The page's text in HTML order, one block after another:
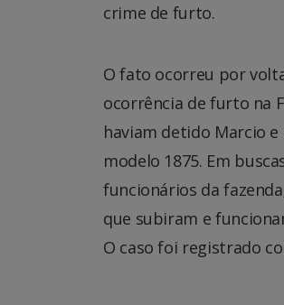
crime de furto.
O fato ocorreu por
ocorrência de furto na
haviam detido Marcio
modelo 1875. Em
funcionários da
que subiram e
O caso foi registrado